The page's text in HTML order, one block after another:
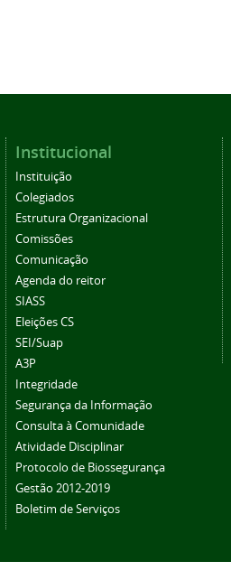
Institucional
Instituição
Colegiados
Estrutura Organizacional
Comissões
Comunicação
Agenda do reitor
SIASS
Eleições CS
SEI/Suap
A3P
Integridade
Segurança da Informação
Consulta à Comunidade
Atividade Disciplinar
Protocolo de Biossegurança
Gestão 2012-2019
Boletim de Serviços